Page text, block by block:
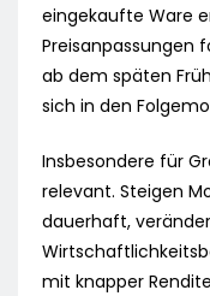
eingekaufte Ware
Preisanpassungen
ab dem späten
sich in den
Insbesondere für
relevant. Steigen
dauerhaft,
mit knapper